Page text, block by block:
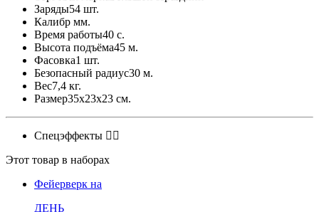
Заряды54 шт.
Калибр мм.
Время работы40 с.
Высота подъёма45 м.
Фасовка1 шт.
Безопасный радиус30 м.
Вес7,4 кг.
Размер35x23x23 см.
Спецэффекты
Этот товар в наборах
Фейерверк на
ДЕНЬ